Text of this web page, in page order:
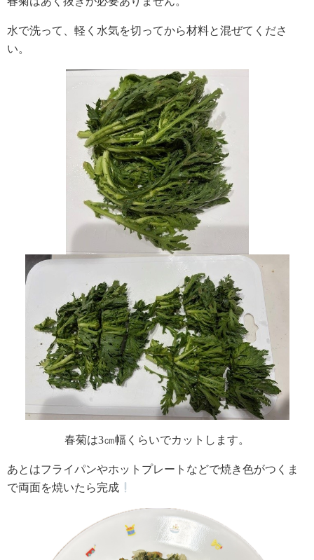
水で洗って、軽く水気を切ってから材料と混ぜてくださ
い。
春菊は3㎝幅くらいでカットします。
あとはフライパンやホットプレートなどで焼き色がつくま
で両面を焼いたら完成